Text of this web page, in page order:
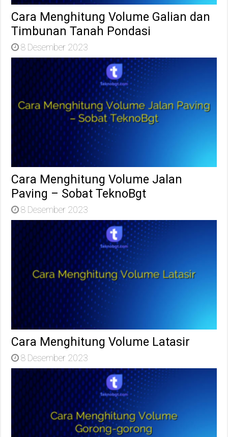
Cara Menghitung Volume Galian dan
Timbunan Tanah Pondasi
8 Desember 2023
Cara Menghitung Volume Jalan
Paving – Sobat TeknoBgt
8 Desember 2023
Cara Menghitung Volume Latasir
8 Desember 2023